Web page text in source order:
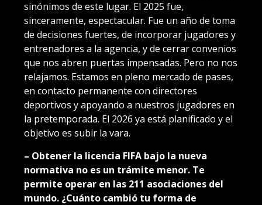
sinónimos de este lugar. El 2025 fue,
sinceramente, espectacular. Fue un año de toma
de decisiones fuertes, de incorporar jugadores y
entrenadores a la agencia, y de cerrar convenios
que nos abren puertas impensadas. Pero no nos
relajamos. Estamos en pleno mercado de pases,
en contacto permanente con directores
deportivos y apoyando a nuestros jugadores en
la pretemporada. El 2026 ya está planificado y el
objetivo es subir la vara.
– Obtener la licencia FIFA bajo la nueva
normativa no es un trámite menor. Te
permite operar en las 211 asociaciones del
mundo. ¿Cuánto cambió tu forma de